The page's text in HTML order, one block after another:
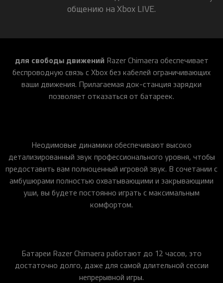
общению на Xbox LIVE.
для свободы движений Razer Chimaera обеспечивает
беспроводную связь с Xbox без кабелей ограничивающих
ваши движения. Прилагаемая док-станция зарядки
позволяет отказаться от батареек.
Неодимовые динамики обеспечивают высоко
детализированный звук профессионального уровня, чтобы
предоставить вам полноценный игровой звук. В сочетании с
амбушюрами полностью охватывающими и закрывающими
уши, вы будете постоянно играть с максимальным
комфортом.
Батареи Razer Chimaera работают до 12 часов, это
достаточно долго, даже для самой длительной сессии
непрерывной игры.